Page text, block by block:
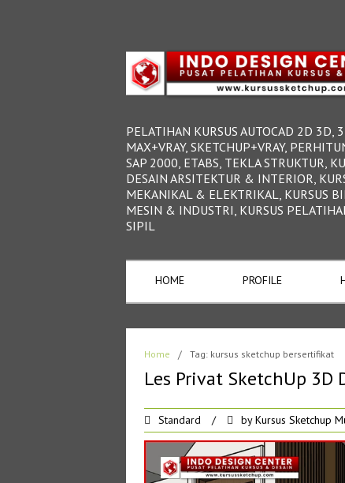
PELATIHAN KURSUS AUTOCAD 2D 3D,
MAX+VRAY, SKETCHUP+VRAY,
SAP 2000, ETABS, TEKLA STRUKTUR,
DESAIN ARSITEKTUR & INTERIOR,
MEKANIKAL & ELEKTRIKAL, KURSUS
MESIN & INDUSTRI, KURSUS
SIPIL
HOME PROFILE
Home / Tag: kursus sketchup bersertifikat
Les Privat SketchUp 3D
Standard / byKursus Sketchup